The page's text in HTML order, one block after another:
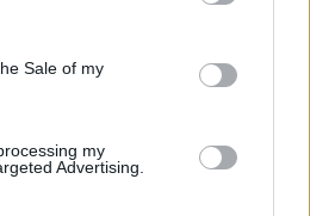
and its third-party tags to
purposes in below Google
Sale of my
my
Advertising.
70.35%
ίωση»: Το
στον